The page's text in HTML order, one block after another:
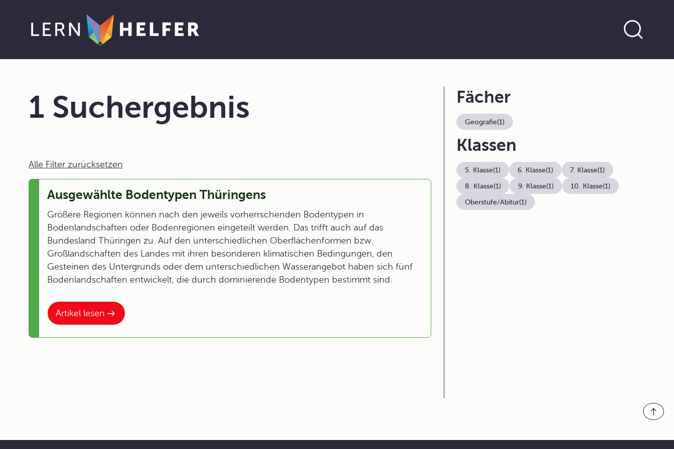
1 Suchergebnis
Alle Filter zurücksetzen
Artikel lesen
Ausgewählte Bodentypen Thüringens
Größere Regionen können nach den jeweils vorherrschenden Bodentypen in
Bodenlandschaften oder Bodenregionen eingeteilt werden. Das trifft auch auf das
Bundesland Thüringen zu. Auf den unterschiedlichen Oberflächenformen bzw.
Großlandschaften des Landes mit ihren besonderen klimatischen Bedingungen, den
Gesteinen des Untergrunds oder dem unterschiedlichen Wasserangebot haben sich fünf
Bodenlandschaften entwickelt, die durch dominierende Bodentypen bestimmt sind.
Fächer
Geografie(1)
Klassen
5. Klasse(1) 6. Klasse(1) 7. Klasse(1)
8. Klasse(1) 9. Klasse(1) 10. Klasse(1)
Oberstufe/Abitur(1)